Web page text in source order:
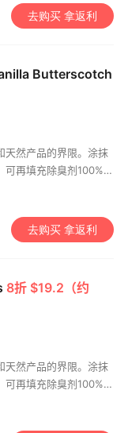
去购买 拿返利
Butterscotch
天然产品的界限。涂抹
再填充除臭剂100%可
正创新的产品，旨在
去购买 拿返利
8折 $19.2（约
天然产品的界限。涂抹
再填充除臭剂100%可
正创新的产品，旨在
212哪个网站可以海淘？